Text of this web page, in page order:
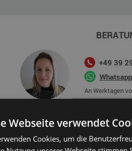
+49 39
An Werktagen
Webseite verwendet
Cookies, um die